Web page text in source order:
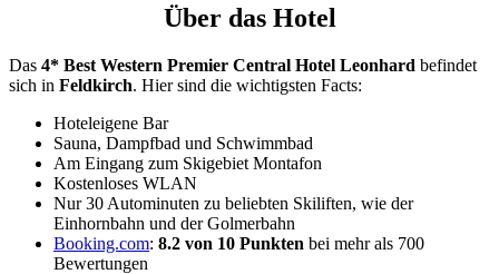
Über das Hotel
Das 4* Best Western Premier Central Hotel Leonhard befindet
sich in Feldkirch. Hier sind die wichtigsten Facts:
Hoteleigene Bar
Sauna, Dampfbad und Schwimmbad
Am Eingang zum Skigebiet Montafon
Kostenloses WLAN
Nur 30 Autominuten zu beliebten Skiliften, wie der
Einhornbahn und der Golmerbahn
Booking.com: 8.2 von 10 Punkten bei mehr als 700
Bewertungen